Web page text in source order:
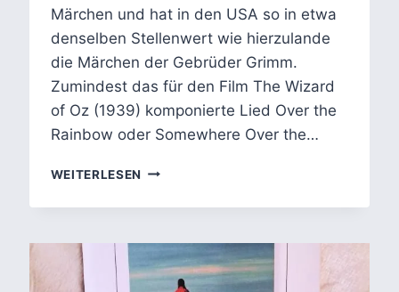
Märchen und hat in den USA so in etwa
denselben Stellenwert wie hierzulande
die Märchen der Gebrüder Grimm.
Zumindest das für den Film The Wizard
of Oz (1939) komponierte Lied Over the
Rainbow oder Somewhere Over the…
WEITERLESEN DER
VON
CONDITIO
HUMANA
IM